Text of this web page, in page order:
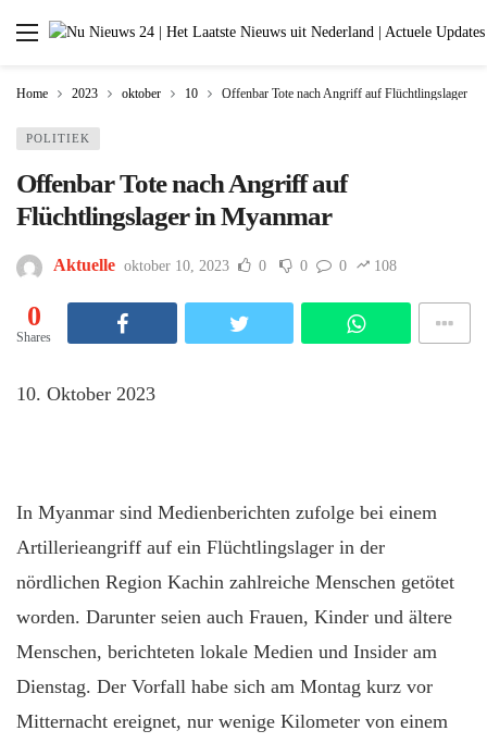
Home 2023 oktober 10 Offenbar Tote nach Angriff auf Flüchtlingslager in
POLITIEK
Offenbar Tote nach Angriff auf
Flüchtlingslager in Myanmar
Aktuelle oktober 10, 2023 0 0 0 108
0
Shares
10. Oktober 2023
In Myanmar sind Medienberichten zufolge bei einem
Artillerieangriff auf ein Flüchtlingslager in der
nördlichen Region Kachin zahlreiche Menschen getötet
worden. Darunter seien auch Frauen, Kinder und ältere
Menschen, berichteten lokale Medien und Insider am
Dienstag. Der Vorfall habe sich am Montag kurz vor
Mitternacht ereignet, nur wenige Kilometer von einem